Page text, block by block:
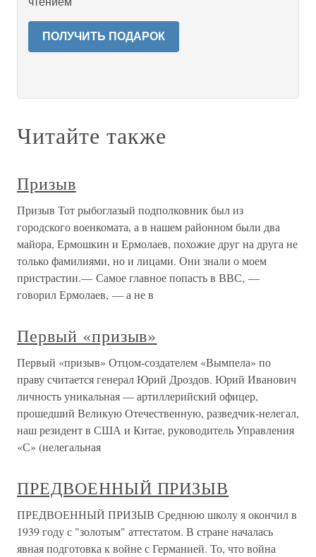
ПОЛУЧИТЬ ПОДАРОК
Читайте также
Призыв
Призыв Тот рыбоглазый подполковник был из
городского военкомата, а в нашем районном были два
майора, Ермошкин и Ермолаев, похожие друг на друга не
только фамилиями, но и лицами. Они знали о моем
пристрастии.— Самое главное попасть в ВВС, —
говорил Ермолаев, — а не в
Первый «призыв»
Первый «призыв» Отцом-создателем «Вымпела» по
праву считается генерал Юрий Дроздов. Юрий Иванович
личность уникальная — артиллерийский офицер,
прошедший Великую Отечественную, разведчик-нелегал,
наш резидент в США и Китае, руководитель Управления
«С» (нелегальная
ПРЕДВОЕННЫЙ ПРИЗЫВ
ПРЕДВОЕННЫЙ ПРИЗЫВ Среднюю школу я окончил в
1939 году с "золотым" аттестатом. В стране началась
явная подготовка к войне с Германией. То, что война